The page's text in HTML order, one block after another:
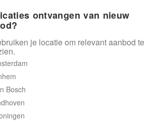
Huurflits
Huurflits
ontvangen van nieuw
je locatie om relevant aanbod te
Bosch